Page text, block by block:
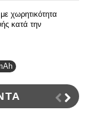
με χωρητικότητα
κατά την